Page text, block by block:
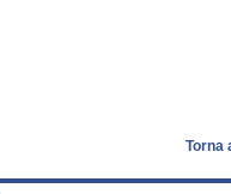
Torna